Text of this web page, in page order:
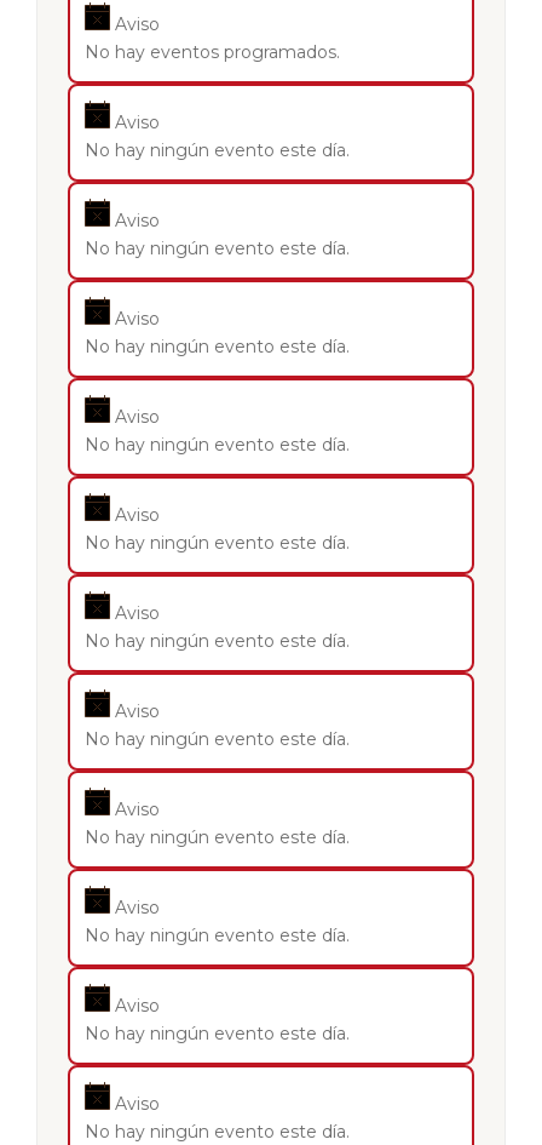
Aviso
No hay eventos programados.
Aviso
No hay ningún evento este día.
Aviso
No hay ningún evento este día.
Aviso
No hay ningún evento este día.
Aviso
No hay ningún evento este día.
Aviso
No hay ningún evento este día.
Aviso
No hay ningún evento este día.
Aviso
No hay ningún evento este día.
Aviso
No hay ningún evento este día.
Aviso
No hay ningún evento este día.
Aviso
No hay ningún evento este día.
Aviso
No hay ningún evento este día.